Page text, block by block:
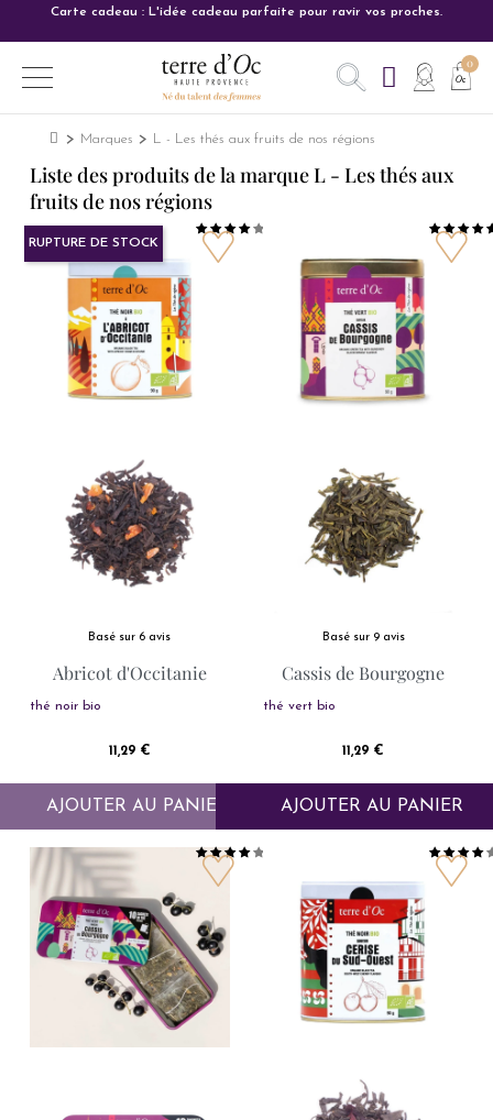
Carte cadeau : L'idée cadeau parfaite pour ravir vos proches.
Marques L - Les thés aux fruits de nos régions
Liste des produits de la marque L - Les thés aux
fruits de nos régions
RUPTURE DE STOCK
Basé sur 6 avis
Abricot d'Occitanie
thé noir bio
Prix
11,29 €
AJOUTER AU PANIER
Basé sur 9 avis
Cassis de Bourgogne
thé vert bio
Prix
11,29 €
AJOUTER AU PANIER